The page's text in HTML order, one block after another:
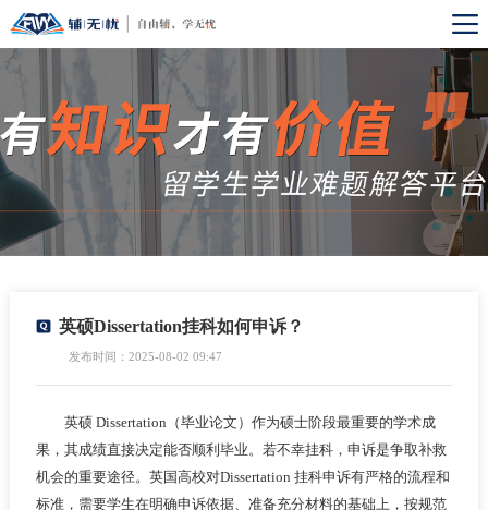
英硕Dissertation挂科如何申诉？
发布时间：2025-08-02 09:47
英硕 Dissertation（毕业论文）作为硕士阶段最重要的学术成
果，其成绩直接决定能否顺利毕业。若不幸挂科，申诉是争取补救
机会的重要途径。英国高校对Dissertation 挂科申诉有严格的流程和
标准，需要学生在明确申诉依据、准备充分材料的基础上，按规范